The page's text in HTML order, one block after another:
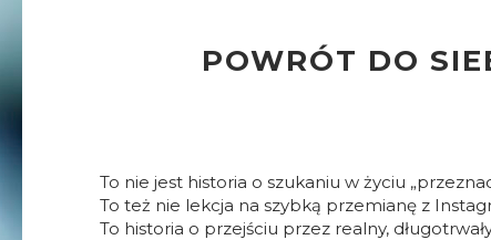
POWRÓT DO
To nie jest historia o szukaniu w życiu
To też nie lekcja na szybką przemianę z
To historia o przejściu przez realny,